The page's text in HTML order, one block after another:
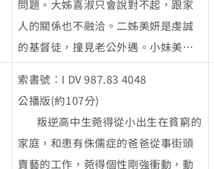
問題。大姊喜淑只會說對不起，跟家
人的關係也不融洽。二姊美妍是虔誠
的基督徒，撞見老公外遇。小妹美玉
是個怪咖，愛喝酒，對人生提不起
勁。三姊妹打算相聚一起慶祝父親的
生日。而在那天，她們將一一細數各
自的黑暗過去。
索書號：I DV 987.83 4048
公播版(約107分)
叛逆高中生菀得從小出生在貧窮的
家庭，和患有侏儒症的爸爸從事街頭
賣藝的工作，菀得個性剛強衝動，動